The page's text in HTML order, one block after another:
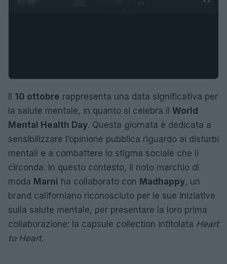
Il 10 ottobre rappresenta una data significativa per
la salute mentale, in quanto si celebra il World
Mental Health Day. Questa giornata è dedicata a
sensibilizzare l’opinione pubblica riguardo ai disturbi
mentali e a combattere lo stigma sociale che li
circonda. In questo contesto, il noto marchio di
moda Marni ha collaborato con Madhappy, un
brand californiano riconosciuto per le sue iniziative
sulla salute mentale, per presentare la loro prima
collaborazione: la capsule collection intitolata Heart
to Heart.